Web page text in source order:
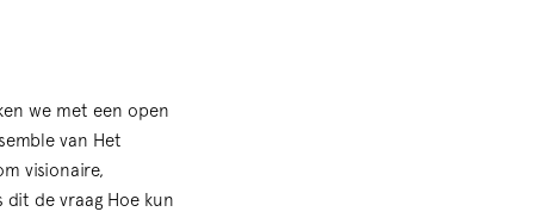
we met een open
van Het
visionaire,
de vraag Hoe kun